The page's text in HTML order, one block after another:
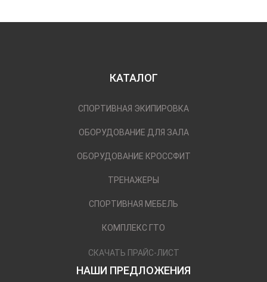
КАТАЛОГ
СПОРТИВНАЯ ЭКИПИРОВКА
ОБОРУДОВАНИЕ ДЛЯ ЗАЛА
ОБОРУДОВАНИЕ КРОССФИТ
ТРЕНАЖЕРЫ
СПОРТИВНАЯ МЕБЕЛЬ
КОМПЛЕКС ГТО
СКАЧАТЬ ПРАЙС-ЛИСТ
НАШИ ПРЕДЛОЖЕНИЯ